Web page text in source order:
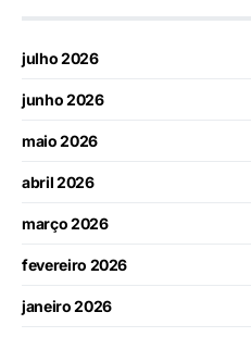
julho 2026
junho 2026
maio 2026
abril 2026
março 2026
fevereiro 2026
janeiro 2026